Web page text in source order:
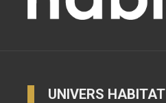
UNIVERS HABITAT